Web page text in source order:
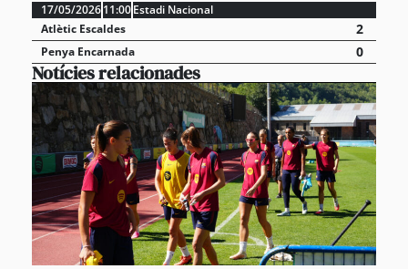
17/05/202611:00Estadi Nacional
Atlètic Escaldes
2
Penya Encarnada 0
Notícies relacionades